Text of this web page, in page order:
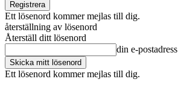
Ett lösenord kommer mejlas till dig.
återställning av lösenord
Återställ ditt lösenord
din e-postadress
Ett lösenord kommer mejlas till dig.